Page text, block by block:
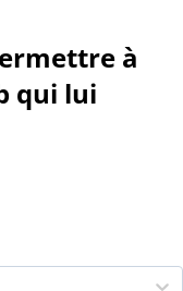
à
qui lui